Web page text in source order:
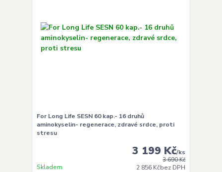
For Long Life SESN 60 kap.- 16 druhů
aminokyselin- regenerace, zdravé srdce, proti
stresu
3 690 Kč
3 199 Kč/ks
2 856 Kčbez DPH
Skladem